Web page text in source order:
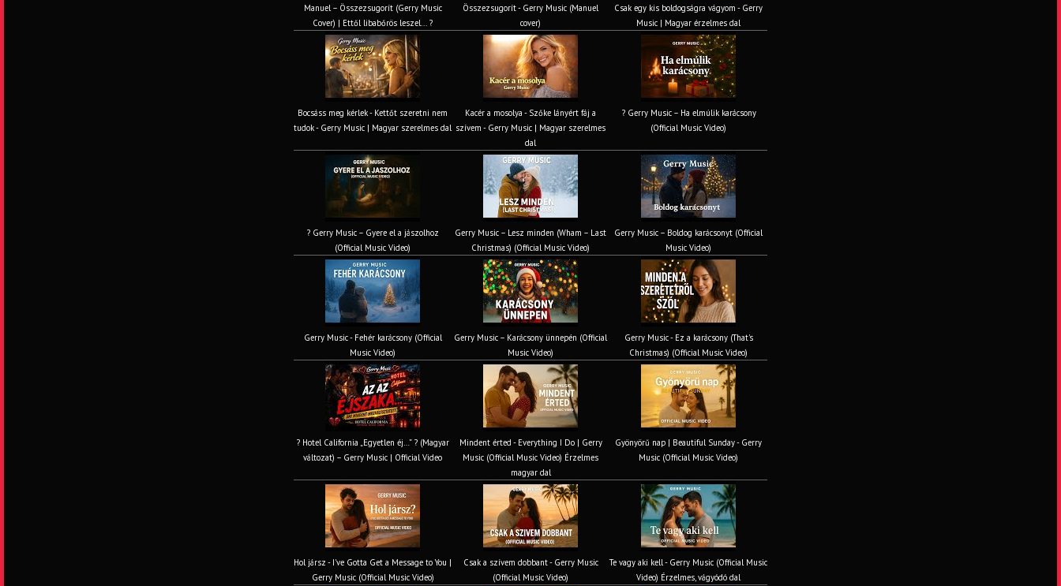
Manuel – Összezsugorít (Gerry Music
Cover) | Ettől libabőrös leszel... ?
Összezsugorít - Gerry Music (Manuel
cover)
Csak egy kis boldogságra vágyom - Gerry
Music | Magyar érzelmes dal
Bocsáss meg kérlek - Kettőt szeretni nem
tudok - Gerry Music | Magyar szerelmes dal
Kacér a mosolya - Szőke lányért fáj a
szívem - Gerry Music | Magyar szerelmes
dal
? Gerry Music – Ha elmúlik karácsony
(Official Music Video)
? Gerry Music – Gyere el a jászolhoz
(Official Music Video)
Gerry Music – Lesz minden (Wham – Last
Christmas) (Official Music Video)
Gerry Music – Boldog karácsonyt (Official
Music Video)
Gerry Music - Fehér karácsony (Official
Music Video)
Gerry Music – Karácsony ünnepén (Official
Music Video)
Gerry Music - Ez a karácsony (That's
Christmas) (Official Music Video)
? Hotel California „Egyetlen éj…” ? (Magyar
változat) – Gerry Music | Official Video
Mindent érted - Everything I Do | Gerry
Music (Official Music Video) Érzelmes
magyar dal
Gyönyörű nap | Beautiful Sunday - Gerry
Music (Official Music Video)
Hol jársz - I've Gotta Get a Message to You |
Gerry Music (Official Music Video)
Csak a szívem dobbant - Gerry Music
(Official Music Video)
Te vagy aki kell - Gerry Music (Official Music
Video) Érzelmes, vágyódó dal